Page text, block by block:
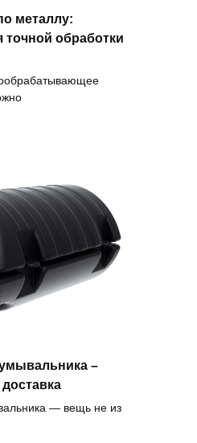
металлу:
обработки
–
— вещь не из